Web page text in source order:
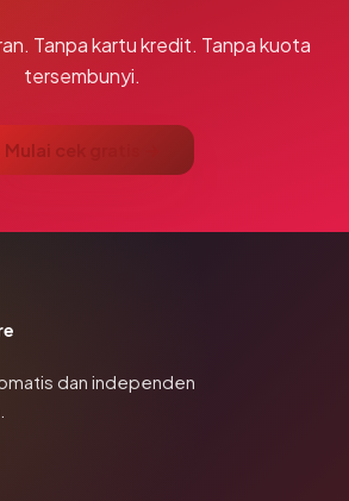
Tanpa kartu kredit. Tanpa kuota
tersembunyi.
Mulai cek gratis →
dan independen